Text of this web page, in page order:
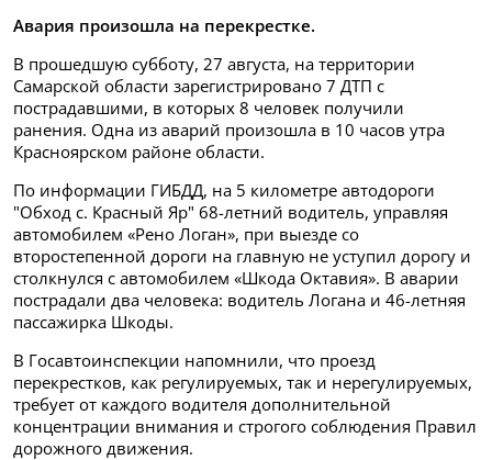
Авария произошла на перекрестке.
В прошедшую субботу, 27 августа, на территории
Самарской области зарегистрировано 7 ДТП с
пострадавшими, в которых 8 человек получили
ранения. Одна из аварий произошла в 10 часов утра
Красноярском районе области.
По информации ГИБДД, на 5 километре автодороги
"Обход с. Красный Яр" 68-летний водитель, управляя
автомобилем «Рено Логан», при выезде со
второстепенной дороги на главную не уступил дорогу и
столкнулся с автомобилем «Шкода Октавия». В аварии
пострадали два человека: водитель Логана и 46-летняя
пассажирка Шкоды.
В Госавтоинспекции напомнили, что проезд
перекрестков, как регулируемых, так и нерегулируемых,
требует от каждого водителя дополнительной
концентрации внимания и строгого соблюдения Правил
дорожного движения.